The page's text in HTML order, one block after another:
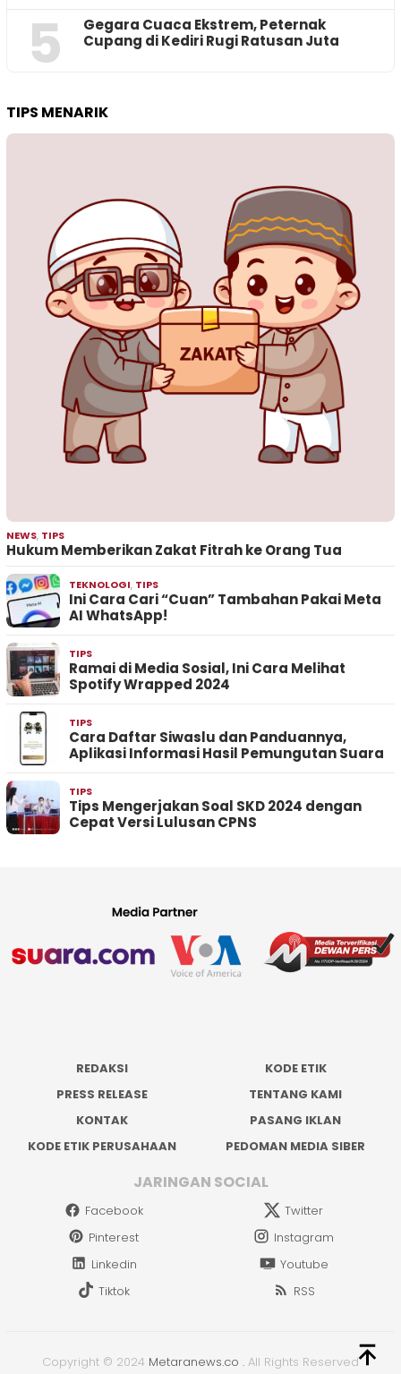
5
‎Gegara Cuaca Ekstrem, Peternak
Cupang di Kediri Rugi Ratusan Juta
TIPS MENARIK
NEWS, TIPS
Hukum Memberikan Zakat Fitrah ke Orang Tua
TEKNOLOGI, TIPS
Ini Cara Cari “Cuan” Tambahan Pakai Meta
AI WhatsApp!
TIPS
Ramai di Media Sosial, Ini Cara Melihat
Spotify Wrapped 2024
TIPS
Cara Daftar Siwaslu dan Panduannya,
Aplikasi Informasi Hasil Pemungutan Suara
TIPS
Tips Mengerjakan Soal SKD 2024 dengan
Cepat Versi Lulusan CPNS
REDAKSI
KODE ETIK
PRESS RELEASE
TENTANG KAMI
KONTAK
PASANG IKLAN
KODE ETIK PERUSAHAAN
PEDOMAN MEDIA SIBER
JARINGAN SOCIAL
Facebook
Twitter
Pinterest
Instagram
Linkedin
Youtube
Tiktok
RSS
Copyright © 2024 Metaranews.co . All Rights Reserved